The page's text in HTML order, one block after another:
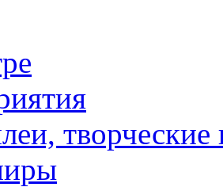
творческие